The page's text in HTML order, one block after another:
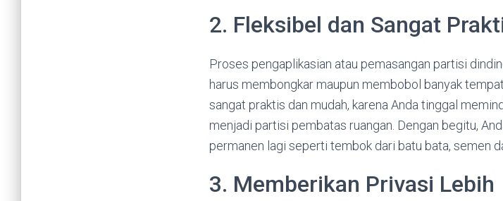
2. Fleksibel dan Sangat
Proses pengaplikasian atau pemasangan partisi
harus membongkar maupun membobol banyak
sangat praktis dan mudah, karena Anda tinggal
menjadi partisi pembatas ruangan. Dengan begitu,
permanen lagi seperti tembok dari batu bata, semen
3. Memberikan Privasi Lebih